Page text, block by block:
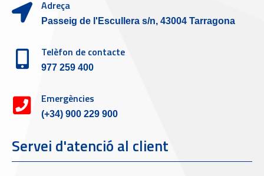
Adreça
Passeig de l'Escullera s/n, 43004 Tarragona
Telèfon de contacte
977 259 400
Emergències
(+34) 900 229 900
Servei d'atenció al client